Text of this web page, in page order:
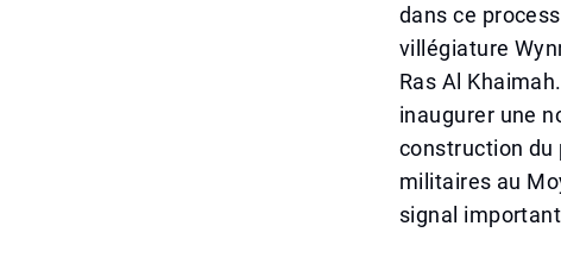
dans ce
villégiature
Ras Al
inaugurer une
construction du
militaires au
signal